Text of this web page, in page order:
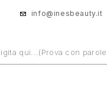
info@inesbeauty.it